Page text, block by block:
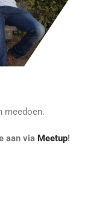
meedoen.
aan via Meetup!